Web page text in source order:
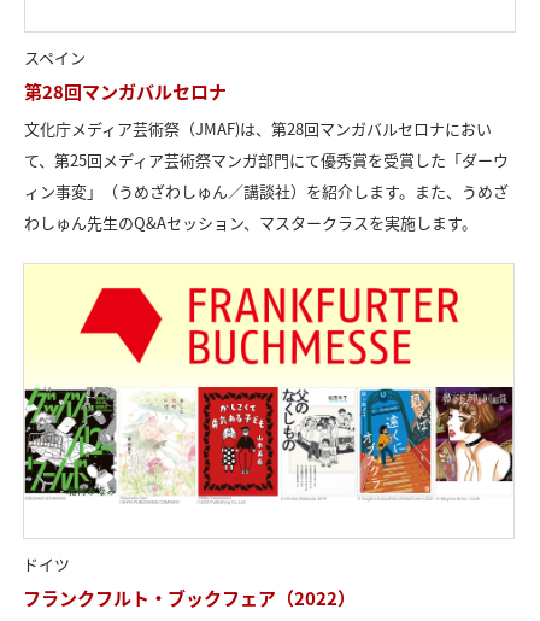
スペイン
第28回マンガバルセロナ
文化庁メディア芸術祭（JMAF)は、第28回マンガバルセロナにおい
て、第25回メディア芸術祭マンガ部門にて優秀賞を受賞した「ダーウ
ィン事変」（うめざわしゅん／講談社）を紹介します。また、うめざ
わしゅん先生のQ&Aセッション、マスタークラスを実施します。
ドイツ
フランクフルト・ブックフェア（2022）